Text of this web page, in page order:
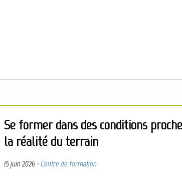
Se former dans des conditions
la réalité du terrain
15 juin 2026 · Centre de formation